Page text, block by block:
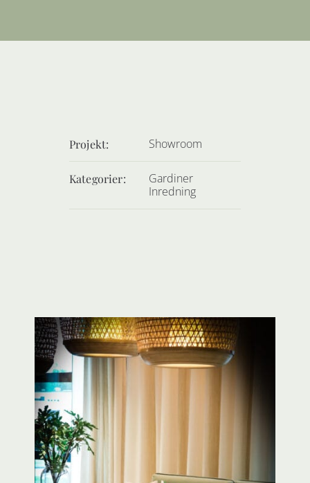
Projekt: Showroom
Kategorier:
Gardiner
Inredning